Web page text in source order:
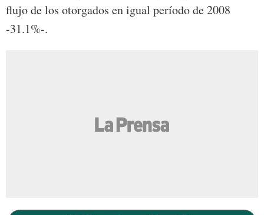
flujo de los otorgados en igual período de 2008
-31.1%-.